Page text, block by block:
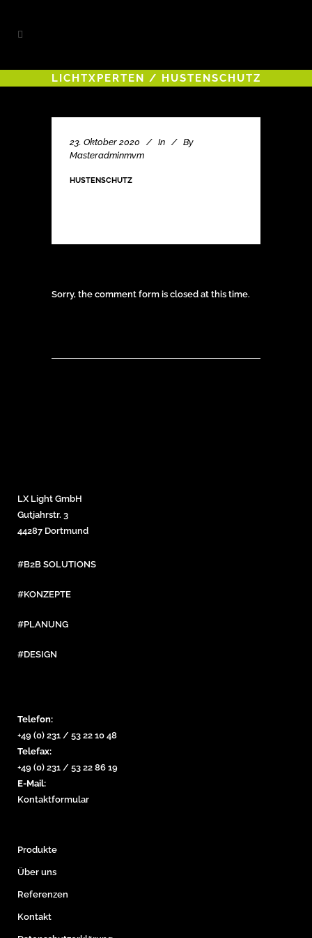
LICHTXPERTEN / HUSTENSCHUTZ
23. Oktober 2020 In
By
Masteradminmvm
HUSTENSCHUTZ
Sorry, the comment form is closed at this time.
LX Light GmbH
Gutjahrstr. 3
44287 Dortmund
#B2B SOLUTIONS
#KONZEPTE
#PLANUNG
#DESIGN
Telefon:
+49 (0) 231 / 53 22 10 48
Telefax:
+49 (0) 231 / 53 22 86 19
E-Mail:
Kontaktformular
Produkte
Über uns
Referenzen
Kontakt